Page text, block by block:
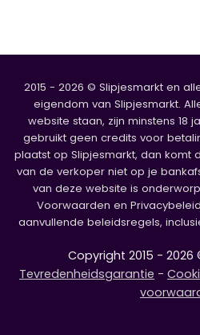
2015 - 2026 © Slipjesmarkt en
eigendom van Slipjesmarkt.
website staan, zijn minstens 18
gebruikt geen credits voor
plaatst op Slipjesmarkt, dan komt
van de verkoper niet op je
van deze website is
Voorwaarden en
aanvullende beleidsregels,
Copyright 2015 - 2026
Tevredenheidsgarantie -